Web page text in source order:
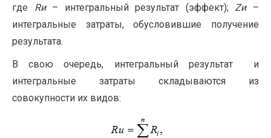
где Rи– интегральный результат (эффект);Zи–
интегральные затраты, обусловившие получение
результата.
В свою очередь, интегральный результат и
интегральные затраты складываются из
совокупности их видов: